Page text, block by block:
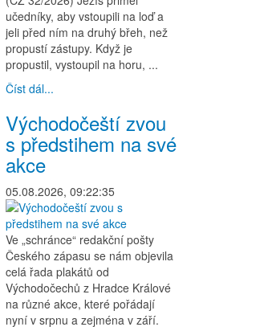
učedníky, aby vstoupili na loď a
jeli před ním na druhý břeh, než
propustí zástupy. Když je
propustil, vystoupil na horu, ...
Číst dál...
Východočeští zvou
s předstihem na své
akce
05.08.2026, 09:22:35
Ve „schránce“ redakční pošty
Českého zápasu se nám objevila
celá řada plakátů od
Východočechů z Hradce Králové
na různé akce, které pořádají
nyní v srpnu a zejména v září.